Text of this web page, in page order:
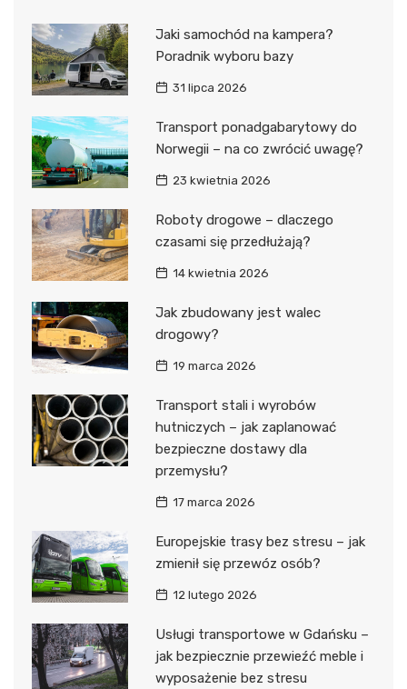
Jaki samochód na kampera?
Poradnik wyboru bazy
31 lipca 2026
Transport ponadgabarytowy do
Norwegii – na co zwrócić uwagę?
23 kwietnia 2026
Roboty drogowe – dlaczego
czasami się przedłużają?
14 kwietnia 2026
Jak zbudowany jest walec
drogowy?
19 marca 2026
Transport stali i wyrobów
hutniczych – jak zaplanować
bezpieczne dostawy dla
przemysłu?
17 marca 2026
Europejskie trasy bez stresu – jak
zmienił się przewóz osób?
12 lutego 2026
Usługi transportowe w Gdańsku –
jak bezpiecznie przewieźć meble i
wyposażenie bez stresu